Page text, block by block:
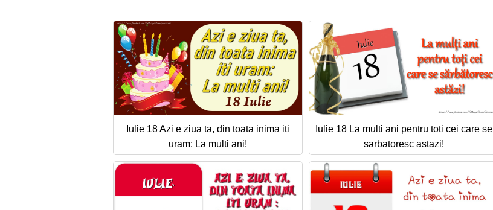
Iulie 18 Azi e ziua ta, din toata inima iti
uram: La multi ani!
Iulie 18 La multi ani pentru toti cei care se
sarbatoresc astazi!